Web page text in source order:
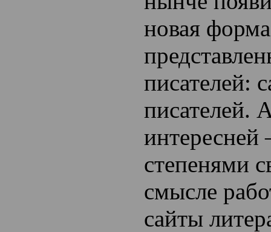
новая форма
писателей:
писателей.
интересней
степенями
смысле
сайты